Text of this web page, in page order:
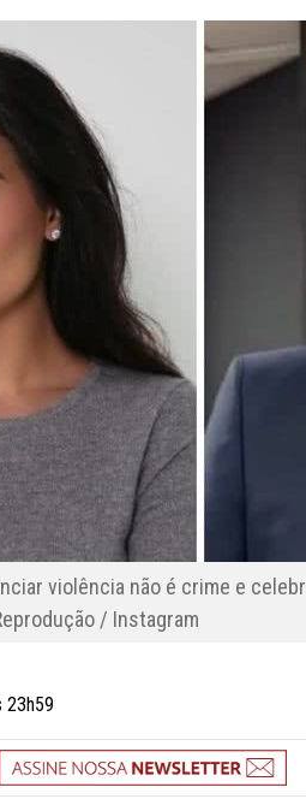
violência não é crime e
/ Instagram
23h59